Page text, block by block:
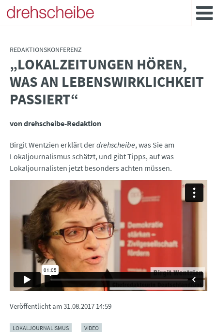
REDAKTIONSKONFERENZ
„LOKALZEITUNGEN HÖREN,
WAS AN LEBENSWIRKLICHKEIT
PASSIERT“
von drehscheibe-Redaktion
Birgit Wentzien erklärt derdrehscheibe, was Sie am
Lokaljournalismus schätzt, und gibt Tipps, auf was
Lokaljournalisten jetzt besonders achten müssen.
Veröffentlicht am31.08.2017 14:59
LOKALJOURNALISMUS VIDEO